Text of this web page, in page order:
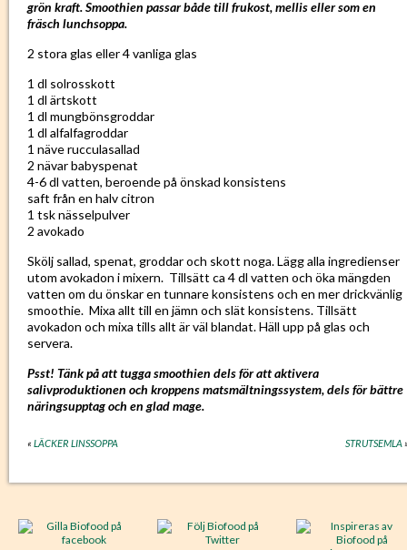
grön kraft. Smoothien passar både till frukost, mellis eller som en
fräsch lunchsoppa.
2 stora glas eller 4 vanliga glas
1 dl solrosskott
1 dl ärtskott
1 dl mungbönsgroddar
1 dl alfalfagroddar
1 näve rucculasallad
2 nävar babyspenat
4-6 dl vatten, beroende på önskad konsistens
saft från en halv citron
1 tsk nässelpulver
2 avokado
Skölj sallad, spenat, groddar och skott noga. Lägg alla ingredienser
utom avokadon i mixern. Tillsätt ca 4 dl vatten och öka mängden
vatten om du önskar en tunnare konsistens och en mer drickvänlig
smoothie. Mixa allt till en jämn och slät konsistens. Tillsätt
avokadon och mixa tills allt är väl blandat. Häll upp på glas och
servera.
Psst! Tänk på att tugga smoothien dels för att aktivera
salivproduktionen och kroppens matsmältningssystem, dels för bättre
näringsupptag och en glad mage.
« LÄCKER LINSSOPPA STRUTSEMLA